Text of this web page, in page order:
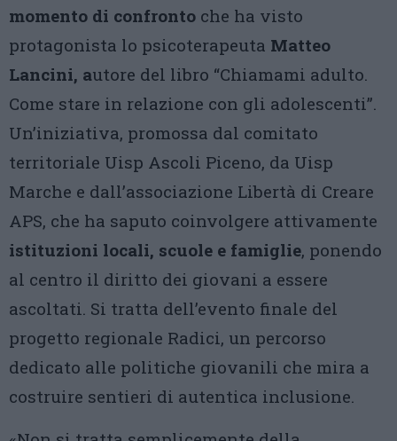
momento di confronto che ha visto
protagonista lo psicoterapeuta Matteo
Lancini, autore del libro “Chiamami adulto.
Come stare in relazione con gli adolescenti”.
Un’iniziativa, promossa dal comitato
territoriale Uisp Ascoli Piceno, da Uisp
Marche e dall’associazione Libertà di Creare
APS, che ha saputo coinvolgere attivamente
istituzioni locali, scuole e famiglie, ponendo
al centro il diritto dei giovani a essere
ascoltati. Si tratta dell’evento finale del
progetto regionale Radici, un percorso
dedicato alle politiche giovanili che mira a
costruire sentieri di autentica inclusione.